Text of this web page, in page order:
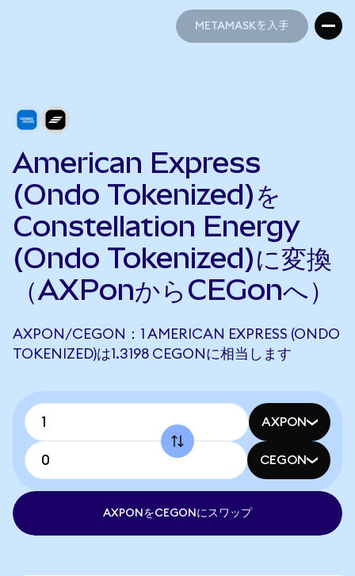
METAMASKを入手
American Express
(Ondo Tokenized)を
Constellation Energy
(Ondo Tokenized)に変換
（AXPonからCEGonへ）
AXPON/CEGON：1 AMERICAN EXPRESS (ONDO
TOKENIZED)は1.3198 CEGONに相当します
AXPON
CEGON
AXPONをCEGONにスワップ